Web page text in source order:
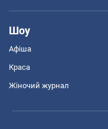
Шоу
Афіша
Краса
Жіночий журнал